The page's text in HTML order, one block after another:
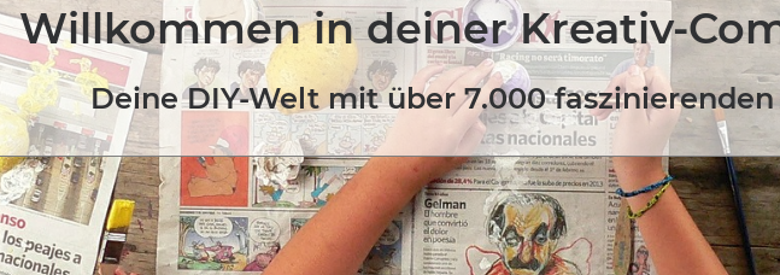
Willkommen in deiner Kreativ-
Deine DIY-Welt mit über 7.000 faszinierenden